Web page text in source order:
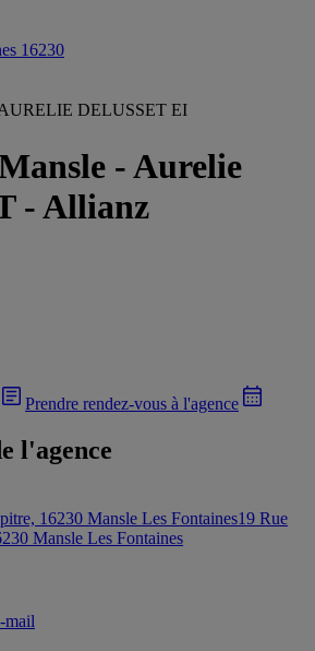
16230
DELUSSET EI
-Aurelie
- Allianz
Prendre rendez-vous à l'agence
l'agence
16230 Mansle Les Fontaines19 Rue
Mansle Les Fontaines
mail